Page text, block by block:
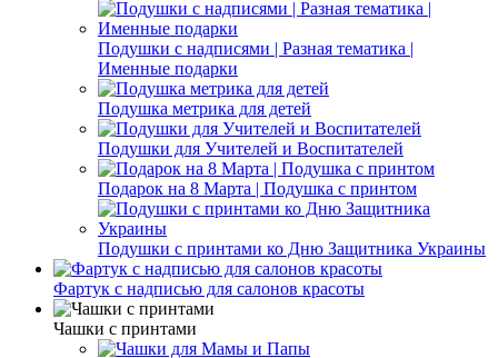
Подушки с надписями | Разная тематика |
Именные подарки
Подушка метрика для детей
Подушки для Учителей и Воспитателей
Подарок на 8 Марта | Подушка с принтом
Подушки с принтами ко Дню Защитника Украины
Фартук с надписью для салонов красоты
Чашки с принтами